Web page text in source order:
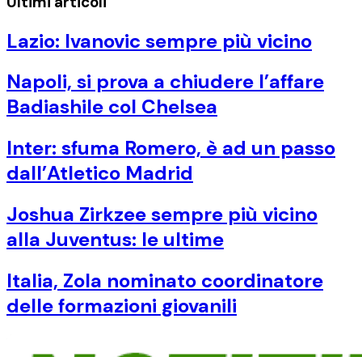
Lazio: Ivanovic sempre più vicino
Napoli, si prova a chiudere l’affare
Badiashile col Chelsea
Inter: sfuma Romero, è ad un passo
dall’Atletico Madrid
Joshua Zirkzee sempre più vicino
alla Juventus: le ultime
Italia, Zola nominato coordinatore
delle formazioni giovanili